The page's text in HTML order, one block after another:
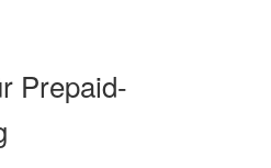
Prepaid-